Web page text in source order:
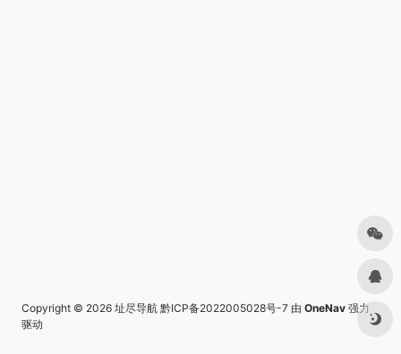
Copyright © 2026 址尽导航 黔ICP备2022005028号-7 由 OneNav 强力
驱动